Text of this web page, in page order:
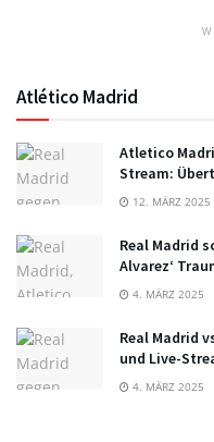
Atlético Madrid
Atletico
Stream:
12. MÄRZ 2025
Real Madrid
Alvarez‘
4. MÄRZ 2025
Real Madrid
und Live-
4. MÄRZ 2025